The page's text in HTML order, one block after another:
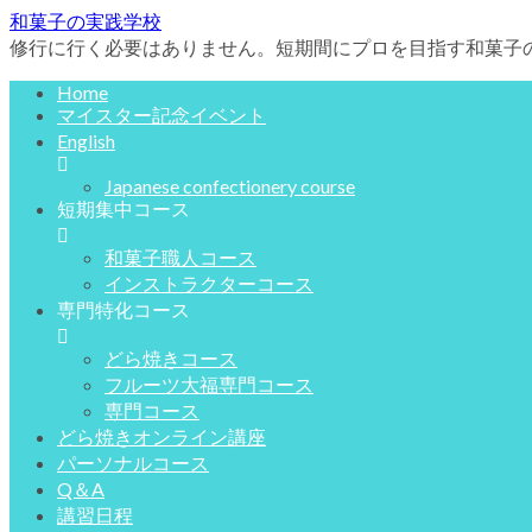
和菓子の実践学校
修行に行く必要はありません。短期間にプロを目指す和菓子
Home
マイスター記念イベント
English
Japanese confectionery course
短期集中コース
和菓子職人コース
インストラクターコース
専門特化コース
どら焼きコース
フルーツ大福専門コース
専門コース
どら焼きオンライン講座
パーソナルコース
Q＆A
講習日程